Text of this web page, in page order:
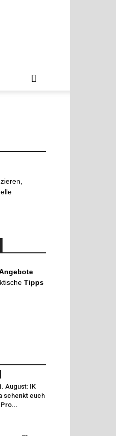
Tipps
August: IK
schenkt euch
Pro...